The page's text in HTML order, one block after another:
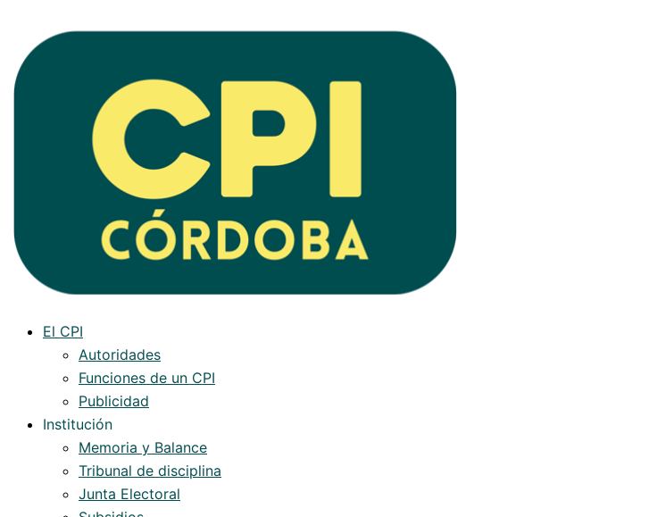
contenido
El CPI
Autoridades
Funciones de un CPI
Publicidad
Institución
Memoria y Balance
Tribunal de disciplina
Junta Electoral